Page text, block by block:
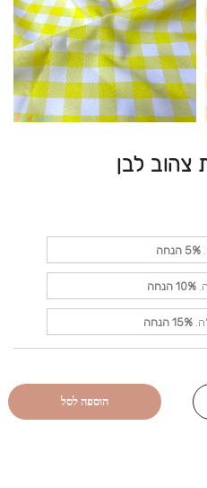
צהוב לבן
הנחה
הנחה
הנחה
הוספה לסל